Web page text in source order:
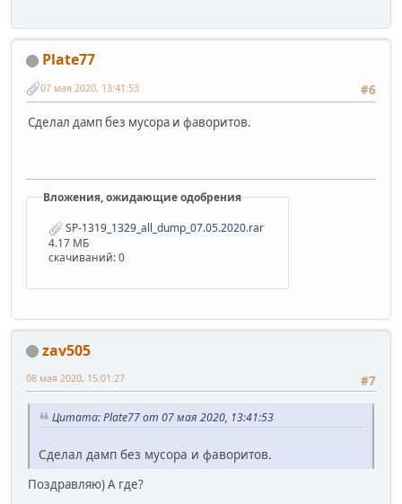
Plate77
#6
07 мая 2020, 13:41:53
Сделал дамп без мусора и фаворитов.
Вложения, ожидающие одобрения
SP-1319_1329_all_dump_07.05.2020.rar
4.17 МБ
скачиваний: 0
zav505
#7
08 мая 2020, 15:01:27
Цитата: Plate77 от 07 мая 2020, 13:41:53
Сделал дамп без мусора и фаворитов.
Поздравляю) А где?